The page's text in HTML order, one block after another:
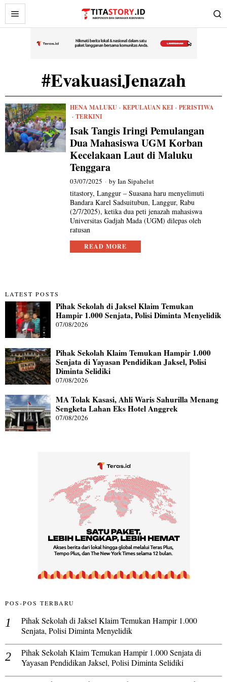
#EvakuasiJenazah
HENA MALUKU · KEPULAUAN KEI · PERISTIWA
· TERKINI
Isak Tangis Iringi Pemulangan
Dua Mahasiswa UGM Korban
Kecelakaan Laut di Maluku
Tenggara
03/07/2025 byIan Sipahelut
titastory, Langgur – Suasana haru menyelimuti
Bandara Karel Sadsuitubun, Langgur, Rabu
(2/7/2025), ketika dua peti jenazah mahasiswa
Universitas Gadjah Mada (UGM) dilepas oleh
ratusan
READ MORE
LATEST POSTS
Pihak Sekolah di Jaksel Klaim Temukan
Hampir 1.000 Senjata, Polisi Diminta Menyelidik
07/08/2026
Pihak Sekolah Klaim Temukan Hampir 1.000
Senjata di Yayasan Pendidikan Jaksel, Polisi
Diminta Selidiki
07/08/2026
MA Tolak Kasasi, Ahli Waris Sahurilla Menang
Sengketa Lahan Eks Hotel Anggrek
07/08/2026
POS-POS TERBARU
Pihak Sekolah di Jaksel Klaim Temukan Hampir 1.000
Senjata, Polisi Diminta Menyelidik
Pihak Sekolah Klaim Temukan Hampir 1.000 Senjata di
Yayasan Pendidikan Jaksel, Polisi Diminta Selidiki